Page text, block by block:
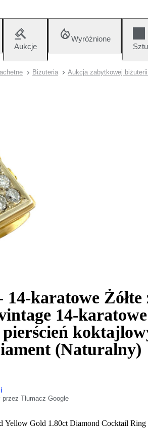
Aukcje
Wyróżnione
Biżuteria Aukcja zabytkowej
karatowe Żółte
14-karatowe
(Naturalny)
Tłumacz Google
Yellow Gold 1.80ct Diamond Cocktail Ring